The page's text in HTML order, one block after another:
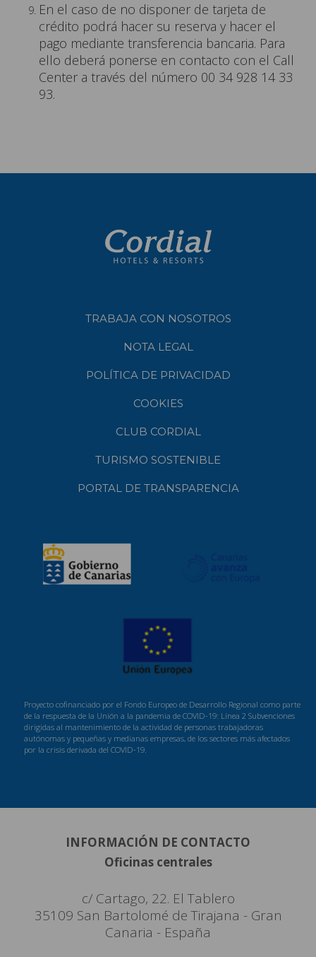
En el caso de no disponer de tarjeta de
crédito podrá hacer su reserva y hacer el
pago mediante transferencia bancaria. Para
ello deberá ponerse en contacto con el Call
Center a través del número 00 34 928 14 33
93.
TRABAJA CON NOSOTROS
NOTA LEGAL
POLÍTICA DE PRIVACIDAD
COOKIES
CLUB CORDIAL
TURISMO SOSTENIBLE
PORTAL DE TRANSPARENCIA
Proyecto cofinanciado por el Fondo Europeo de Desarrollo Regional como parte
de la respuesta de la Unión a la pandemia de COVID-19: Línea 2 Subvenciones
dirigidas al mantenimiento de la actividad de personas trabajadoras
autónomas y pequeñas y medianas empresas, de los sectores más afectados
por la crisis derivada del COVID-19.
INFORMACIÓN DE CONTACTO
Oficinas centrales
c/ Cartago, 22. El Tablero
35109 San Bartolomé de Tirajana - Gran
Canaria - España